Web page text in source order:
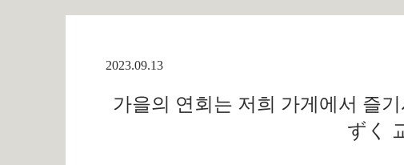
2023.09.13
가을의 연회는 저희 가게에서 즐
ずく